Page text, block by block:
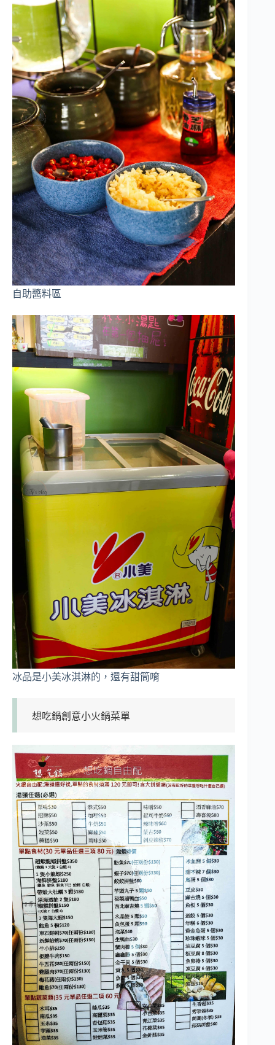
自助醬料區
冰品是小美冰淇淋的，還有甜筒唷
想吃鍋創意小火鍋菜單